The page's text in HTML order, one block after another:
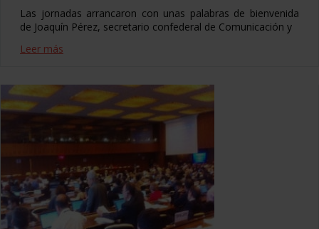
Las jornadas arrancaron con unas palabras de bienvenida
de Joaquín Pérez, secretario confederal de Comunicación y
Leer más